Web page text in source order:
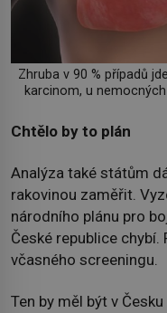
Zhruba v 90 % případů
karcinom, u
Chtělo by to plán
Analýza také státům
rakovinou zaměřit.
národního plánu pro
České republice
včasného screeningu.
Ten by měl být v